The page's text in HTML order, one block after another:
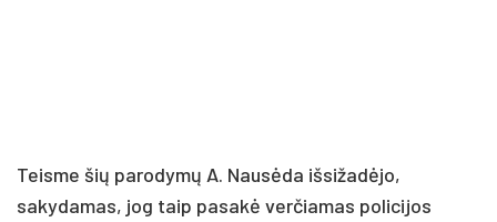
Teisme šių parodymų A. Nausėda išsižadėjo,
sakydamas, jog taip pasakė verčiamas policijos